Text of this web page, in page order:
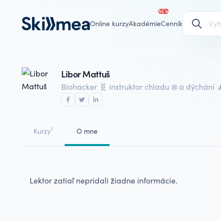
Online kurzyAkadémie
NEW
Cenník
Libor Mattuš
Biohacker 🧬 instruktor chladu ❄️ a dýchání
Kurzy1 O mne
Lektor zatiaľ nepridali žiadne informácie.